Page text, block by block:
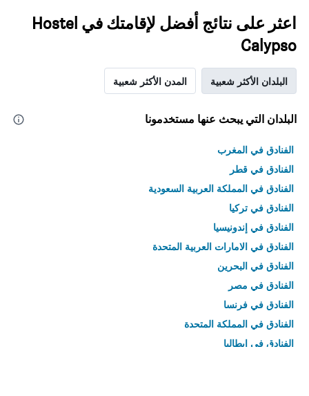
اعثر على نتائج أفضل لإقامتك في Hostel
Calypso
البلدان الأكثر شعبية المدن الأكثر شعبية
البلدان التي يبحث عنها مستخدمونا
الفنادق في المغرب
الفنادق في قطر
الفنادق في المملكة العربية السعودية
الفنادق في تركيا
الفنادق في إندونيسيا
الفنادق في الامارات العربية المتحدة
الفنادق في البحرين
الفنادق في مصر
الفنادق في فرنسا
الفنادق في المملكة المتحدة
الفنادق في إيطاليا